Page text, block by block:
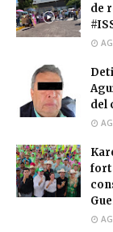
de
del